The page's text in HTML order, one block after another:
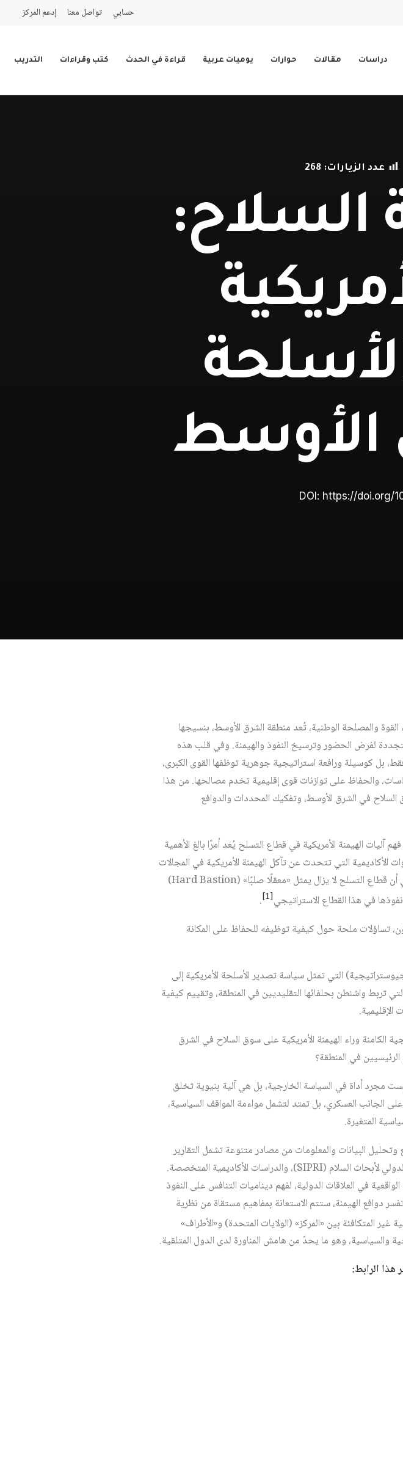
حسابي تواصل معنا إدعم المركز
دراسات مقالات حوارات يوميات عربية قراءة في الحدث كتب وقراءات التدريب
عدد الزيارات: 268
السلاح:
الأوسط
DOI: https://doi.org/
والمصلحة الوطنية، تُعد منطقة الشرق الأوسط، بنسيجها
لفرض الحضور وترسيخ النفوذ والهيمنة. وفي قلب هذه
بل كوسيلة ورافعة استراتيجية جوهرية توظفها القوى الكبرى،
والحفاظ على توازنات قوى إقليمية تخدم مصالحها. من هذا
السلاح في الشرق الأوسط، وتفكيك المحددات والدوافع
الهيمنة الأمريكية في قطاع التسلح يُعد أمرًا بالغ الأهمية
الأكاديمية التي تتحدث عن تآكل الهيمنة الأمريكية في المجالات
الاقتصادية والدبلوماسية، تأتي هذه الدراسة لتختبر فرضية مغايرة؛ وهي أن قطاع التسلح لا يزال يمثل «معقلًا صلبًا» (Hard Bastion)
في هذا القطاع الاستراتيجي‏[1]
.
تساؤلات ملحة حول كيفية توظيفه للحفاظ على المكانة
التي تمثل سياسة تصدير الأسلحة الأمريكية إلى
واشنطن بحلفائها التقليديين في المنطقة، وتقييم كيفية
الإقليمية.
الكامنة وراء الهيمنة الأمريكية على سوق السلاح في الشرق
في المنطقة؟
مجرد أداة في السياسة الخارجية، بل هي آلية بنيوية تخلق
الجانب العسكري، بل تمتد لتشمل مواءمة المواقف السياسية،
المتغيرة.
البيانات والمعلومات من مصادر متنوعة تشمل التقارير
الرسمية الصادرة عن معاهد أبحاث السلام الدولية مثل معهد ستوكهولم الدولي لأبحاث السلام (SIPRI)، والدراسات الأكاديمية المتخصصة.
في العلاقات الدولية، لفهم ديناميات التنافس على النفوذ
دوافع الهيمنة، ستتم الاستعانة بمفاهيم مستقاة من نظرية
غير المتكافئة بين «المركز» (الولايات المتحدة) و«الأطراف»
والسياسية، وهو ما يحدّ من هامش المناورة لدى الدول المتلقية.